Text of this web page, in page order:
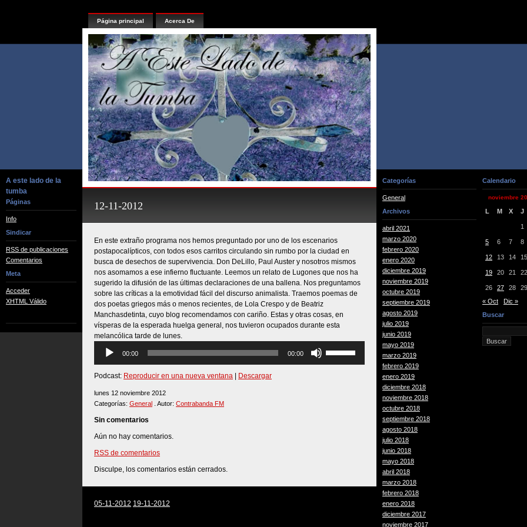
A este lado de la
tumba
Páginas
Info
Sindicar
RSS de publicaciones
Comentarios
Meta
Acceder
XHTML Válido
Página principal Acerca De
12-11-2012
En este extraño programa nos hemos preguntado por uno de los escenarios
postapocalípticos, con todos esos carritos circulando sin rumbo por la ciudad en
busca de desechos de supervivencia. Don DeLillo, Paul Auster y nosotros mismos
nos asomamos a ese infierno fluctuante. Leemos un relato de Lugones que nos ha
sugerido la difusión de las últimas declaraciones de una ballena. Nos preguntamos
sobre las críticas a la emotividad fácil del discurso animalista. Traemos poemas de
dos poetas griegos más o menos recientes, de Lola Crespo y de Beatriz
Manchasdetinta, cuyo blog recomendamos con cariño. Estas y otras cosas, en
vísperas de la esperada huelga general, nos tuvieron ocupados durante esta
melancólica tarde de lunes.
Reproductor
audio
00:00 00:00
las
teclas
Podcast: Reproducir en una nueva ventana Descargar
lunes 12 noviembre 2012
Categorías: General . Autor: Contrabanda FM
Sin comentarios
Aún no hay comentarios.
RSS de comentarios
Disculpe, los comentarios están cerrados.
05-11-2012 19-11-2012
Categorías
General
Archivos
abril 2021
marzo 2020
febrero 2020
enero 2020
diciembre 2019
noviembre 2019
octubre 2019
septiembre 2019
agosto 2019
julio 2019
junio 2019
mayo 2019
marzo 2019
febrero 2019
enero 2019
diciembre 2018
noviembre 2018
octubre 2018
septiembre 2018
agosto 2018
julio 2018
junio 2018
mayo 2018
abril 2018
marzo 2018
febrero 2018
enero 2018
diciembre 2017
noviembre 2017
Calendario
noviembre
L M X J
1
5 6 7 8
12 13 14 15
19 20 21 22
26 27 28 29
« Oct
Dic »
Buscar